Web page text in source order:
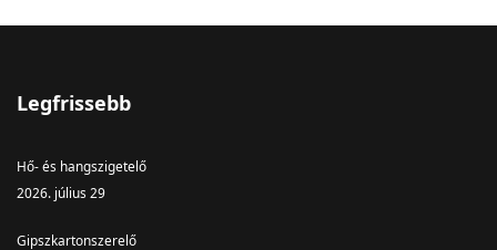
Legfrissebb
Hő- és hangszigetelő
2026. július 29
Gipszkartonszerelő